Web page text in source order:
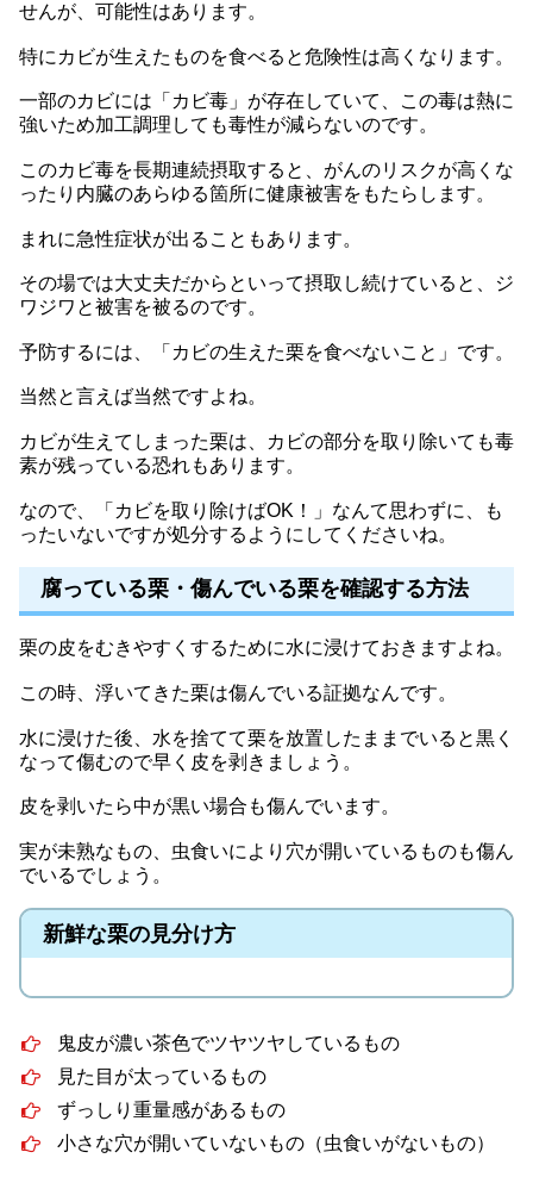
せんが、可能性はあります。
特にカビが生えたものを食べると危険性は高くなります。
一部のカビには「カビ毒」が存在していて、この毒は熱に
強いため加工調理しても毒性が減らないのです。
このカビ毒を長期連続摂取すると、がんのリスクが高くな
ったり内臓のあらゆる箇所に健康被害をもたらします。
まれに急性症状が出ることもあります。
その場では大丈夫だからといって摂取し続けていると、ジ
ワジワと被害を被るのです。
予防するには、「カビの生えた栗を食べないこと」です。
当然と言えば当然ですよね。
カビが生えてしまった栗は、カビの部分を取り除いても毒
素が残っている恐れもあります。
なので、「カビを取り除けばOK！」なんて思わずに、も
ったいないですが処分するようにしてくださいね。
腐っている栗・傷んでいる栗を確認する方法
栗の皮をむきやすくするために水に浸けておきますよね。
この時、浮いてきた栗は傷んでいる証拠なんです。
水に浸けた後、水を捨てて栗を放置したままでいると黒く
なって傷むので早く皮を剥きましょう。
皮を剥いたら中が黒い場合も傷んでいます。
実が未熟なもの、虫食いにより穴が開いているものも傷ん
でいるでしょう。
新鮮な栗の見分け方
鬼皮が濃い茶色でツヤツヤしているもの
見た目が太っているもの
ずっしり重量感があるもの
小さな穴が開いていないもの（虫食いがないもの）